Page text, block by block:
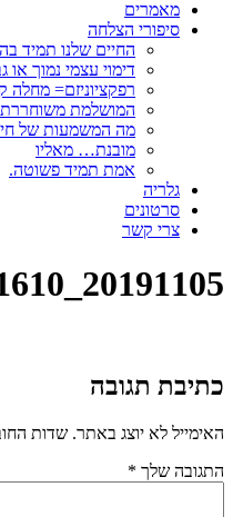
מאמרים
סיפורי הצלחה
החיים שלנו תמיד
דימוי עצמי נמוך או
רפקציוניזם=
המושלמת
מה המשמעות של
מובנת… מאליו
אמת תמיד פשוטה.
גלריה
סרטונים
צרי קשר
20191105_121610
כתיבת תגובה
האימייל לא יוצג באתר. שדות
התגובה שלך *